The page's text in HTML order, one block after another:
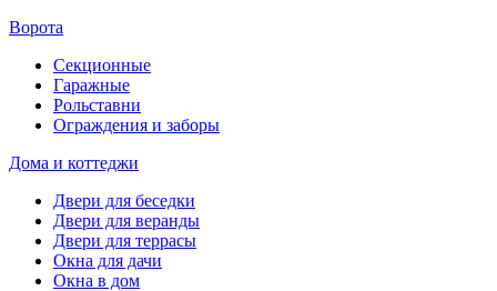
Ворота
Секционные
Гаражные
Рольставни
Ограждения и заборы
Дома и коттеджи
Двери для беседки
Двери для веранды
Двери для террасы
Окна для дачи
Окна в дом